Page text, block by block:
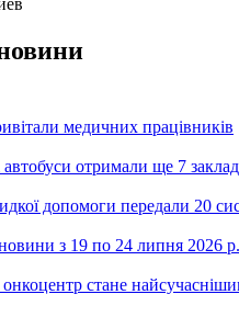
медичних працівників
автобуси отримали ще 7
допомоги передали 20
з 19 по 24 липня 2026 р.
стане